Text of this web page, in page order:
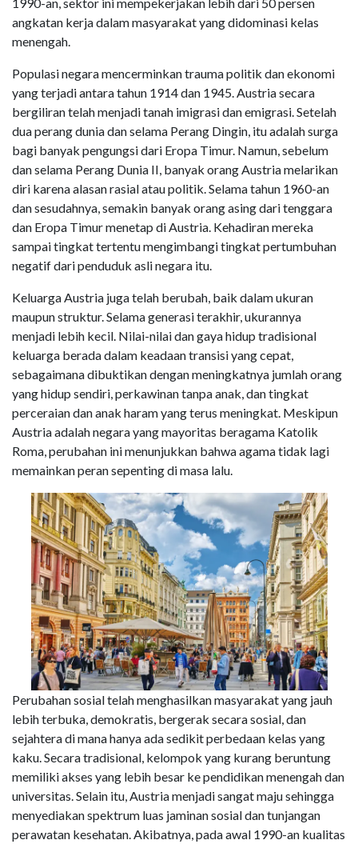
angkatan kerja dalam masyarakat yang didominasi kelas
menengah.
Populasi negara mencerminkan trauma politik dan ekonomi
yang terjadi antara tahun 1914 dan 1945. Austria secara
bergiliran telah menjadi tanah imigrasi dan emigrasi. Setelah
dua perang dunia dan selama Perang Dingin, itu adalah surga
bagi banyak pengungsi dari Eropa Timur. Namun, sebelum
dan selama Perang Dunia II, banyak orang Austria melarikan
diri karena alasan rasial atau politik. Selama tahun 1960-an
dan sesudahnya, semakin banyak orang asing dari tenggara
dan Eropa Timur menetap di Austria. Kehadiran mereka
sampai tingkat tertentu mengimbangi tingkat pertumbuhan
negatif dari penduduk asli negara itu.
Keluarga Austria juga telah berubah, baik dalam ukuran
maupun struktur. Selama generasi terakhir, ukurannya
menjadi lebih kecil. Nilai-nilai dan gaya hidup tradisional
keluarga berada dalam keadaan transisi yang cepat,
sebagaimana dibuktikan dengan meningkatnya jumlah orang
yang hidup sendiri, perkawinan tanpa anak, dan tingkat
perceraian dan anak haram yang terus meningkat. Meskipun
Austria adalah negara yang mayoritas beragama Katolik
Roma, perubahan ini menunjukkan bahwa agama tidak lagi
memainkan peran sepenting di masa lalu.
Perubahan sosial telah menghasilkan masyarakat yang jauh
lebih terbuka, demokratis, bergerak secara sosial, dan
sejahtera di mana hanya ada sedikit perbedaan kelas yang
kaku. Secara tradisional, kelompok yang kurang beruntung
memiliki akses yang lebih besar ke pendidikan menengah dan
universitas. Selain itu, Austria menjadi sangat maju sehingga
menyediakan spektrum luas jaminan sosial dan tunjangan
perawatan kesehatan. Akibatnya, pada awal 1990-an kualitas